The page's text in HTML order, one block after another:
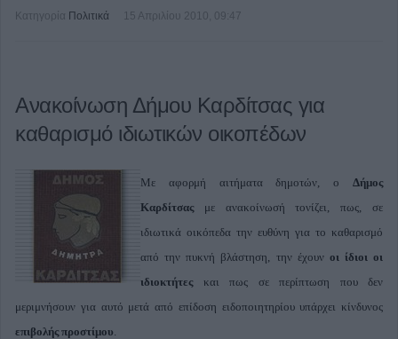
Κατηγορία Πολιτικά 15 Απριλίου 2010, 09:47
Ανακοίνωση Δήμου Καρδίτσας για
καθαρισμό ιδιωτικών οικοπέδων
Με αφορμή αιτήματα δημοτών, ο Δήμος
Καρδίτσαςμε ανακοίνωσή τονίζει, πως, σε
ιδιωτικά οικόπεδα την ευθύνη για το καθαρισμό
από την πυκνή βλάστηση, την έχουν οι ίδιοι οι
ιδιοκτήτεςκαι πως σε περίπτωση που δεν
μεριμνήσουν για αυτό μετά από επίδοση ειδοποιητηρίου υπάρχει κίνδυνος
επιβολής προστίμου.